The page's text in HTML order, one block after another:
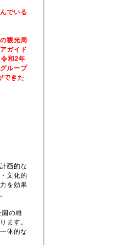
でいる
観光周
ガイド
和2年
ループ
できた
画的な
文化的
を効果
の維
ます。
体的な